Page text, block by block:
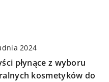
2024
płynące z wyboru
kosmetyków do